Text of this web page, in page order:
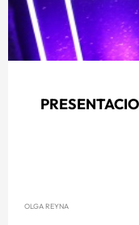
OLGA REYNA